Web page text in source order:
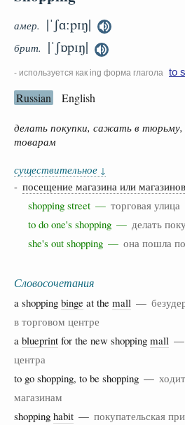
амер. |ˈʃɑːpɪŋ|
брит. |ˈʃɒpɪŋ|
- используется как ing форма глагола to
Russian English
делать покупки, сажать в
товарам
существительное ↓
- посещение магазина или
shopping street — торговая улица
to do one's shopping — делать
she's out shopping — она пошла
Словосочетания
a shopping binge at the mall —
в торговом центре
a blueprint for the new shopping mall —
центра
to go shopping, to be shopping —
магазинам
shopping habit — покупательская